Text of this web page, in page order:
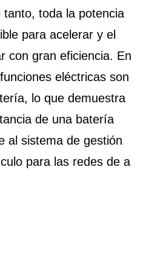
toda la potencia
para acelerar y el
con gran eficiencia. En
eléctricas son
lo que demuestra
de una batería
al sistema de gestión
para las redes de a